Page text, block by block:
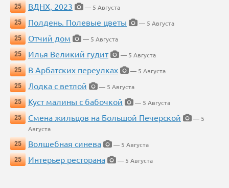
25 ВДНХ, 2023
— 5 Августа
25
Полдень. Полевые цветы
— 5 Августа
25
Отчий дом
— 5 Августа
25
Илья Великий гудит
— 5 Августа
25
В Арбатских переулках
— 5 Августа
25
Лодка с ветлой
— 5 Августа
25
Куст малины с бабочкой
— 5 Августа
25
Смена жильцов на Большой Печерской
— 5
Августа
25
Волшебная синева
— 5 Августа
25
Интерьер ресторана — 5 Августа